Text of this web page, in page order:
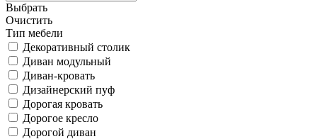
Выбрать
Очистить
Тип мебели
Декоративный столик
Диван модульный
Диван-кровать
Дизайнерский пуф
Дорогая кровать
Дорогое кресло
Дорогой диван